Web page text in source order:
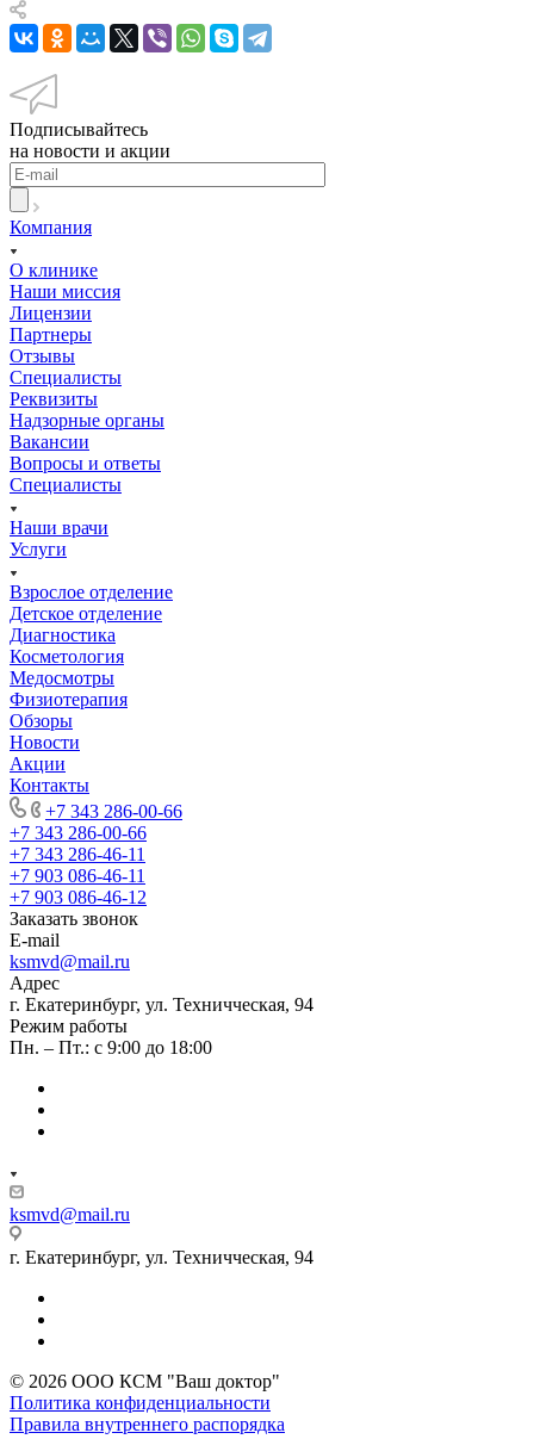
Подписывайтесь
на новости и акции
Компания
О клинике
Наши миссия
Лицензии
Партнеры
Отзывы
Специалисты
Реквизиты
Надзорные органы
Вакансии
Вопросы и ответы
Специалисты
Наши врачи
Услуги
Взрослое отделение
Детское отделение
Диагностика
Косметология
Медосмотры
Физиотерапия
Обзоры
Новости
Акции
Контакты
+7 343 286-00-66
+7 343 286-00-66
+7 343 286-46-11
+7 903 086-46-11
+7 903 086-46-12
Заказать звонок
E-mail
ksmvd@mail.ru
Адрес
г. Екатеринбург, ул. Техничческая, 94
Режим работы
Пн. – Пт.: с 9:00 до 18:00
ksmvd@mail.ru
г. Екатеринбург, ул. Техничческая, 94
© 2026 ООО КСМ "Ваш доктор"
Политика конфиденциальности
Правила внутреннего распорядка